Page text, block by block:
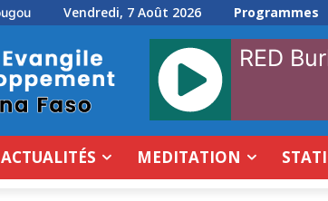
Vendredi, 7 Août 2026 Programmes
RED
ACTUALITÉS MEDITATION